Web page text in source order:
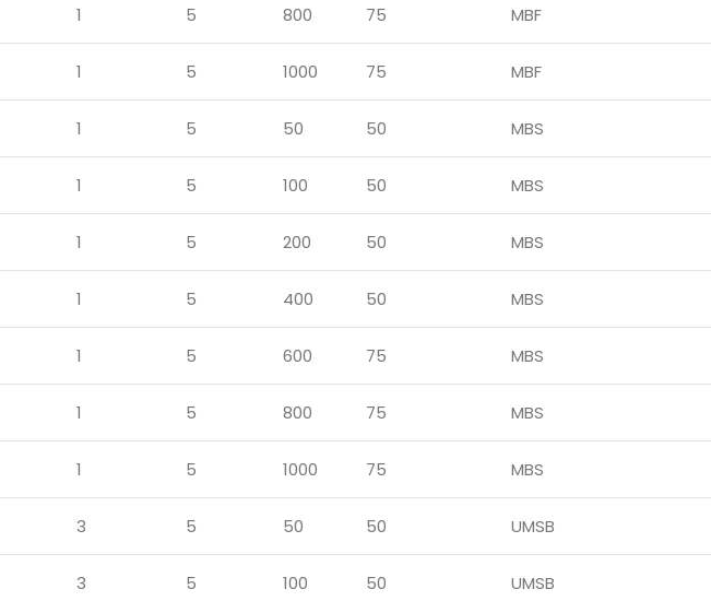
1 5 800 75 MBF
1 5 1000 75 MBF
1 5 50 50 MBS
1 5 100 50 MBS
1 5 200 50 MBS
1 5 400 50 MBS
1 5 600 75 MBS
1 5 800 75 MBS
1 5 1000 75 MBS
3 5 50 50 UMSB
3 5 100 50 UMSB